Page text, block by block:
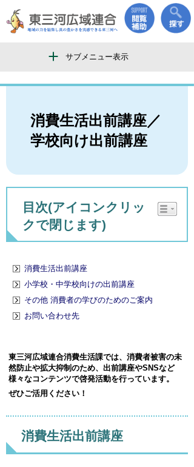
サブメニュー表示
消費生活出前講座／
学校向け出前講座
目次(アイコンクリッ
クで閉じます)
消費生活出前講座
小学校・中学校向けの出前講座
その他 消費者の学びのためのご案内
お問い合わせ先
東三河広域連合消費生活課では、消費者被害の未
然防止や拡大抑制のため、出前講座やSNSなど
様々なコンテンツで啓発活動を行っています。
ぜひご活用ください！
消費生活出前講座